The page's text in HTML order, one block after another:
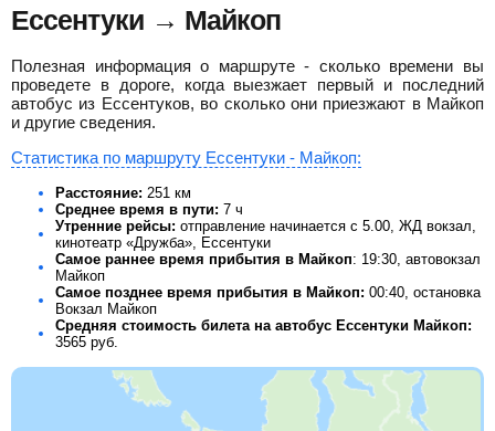
Ессентуки → Майкоп
Полезная информация о маршруте - сколько времени вы
проведете в дороге, когда выезжает первый и последний
автобус из Ессентуков, во сколько они приезжают в Майкоп
и другие сведения.
Статистика по маршруту Ессентуки - Майкоп:
Расстояние: 251 км
Среднее время в пути: 7 ч
Утренние рейсы: отправление начинается с 5.00, ЖД вокзал,
кинотеатр «Дружба», Ессентуки
Самое раннее время прибытия в Майкоп: 19:30, автовокзал
Майкоп
Самое позднее время прибытия в Майкоп: 00:40, остановка
Вокзал Майкоп
Средняя стоимость билета на автобус Ессентуки Майкоп:
3565 руб.